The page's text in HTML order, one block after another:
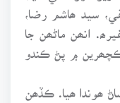
سيد ھاشم رضا،
انھن ماڻھن جا
ڪچھرين ۾ پڻ ڪندو
ھوندا ھيا. ڪڏھن